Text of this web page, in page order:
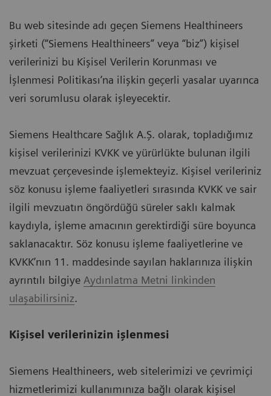
Bu web sitesinde adı geçen Siemens Healthineers
şirketi (“Siemens Healthineers” veya “biz”) kişisel
verilerinizi bu Kişisel Verilerin Korunması ve
İşlenmesi Politikası’na ilişkin geçerli yasalar uyarınca
veri sorumlusu olarak işleyecektir.
Siemens Healthcare Sağlık A.Ş. olarak, topladığımız
kişisel verilerinizi KVKK ve yürürlükte bulunan ilgili
mevzuat çerçevesinde işlemekteyiz. Kişisel verileriniz
söz konusu işleme faaliyetleri sırasında KVKK ve sair
ilgili mevzuatın öngördüğü süreler saklı kalmak
kaydıyla, işleme amacının gerektirdiği süre boyunca
saklanacaktır. Söz konusu işleme faaliyetlerine ve
KVKK’nın 11. maddesinde sayılan haklarınıza ilişkin
ayrıntılı bilgiye Aydınlatma Metni linkinden
ulaşabilirsiniz.
Kişisel verilerinizin işlenmesi
Siemens Healthineers, web sitelerimizi ve çevrimiçi
hizmetlerimizi kullanımınıza bağlı olarak kişisel